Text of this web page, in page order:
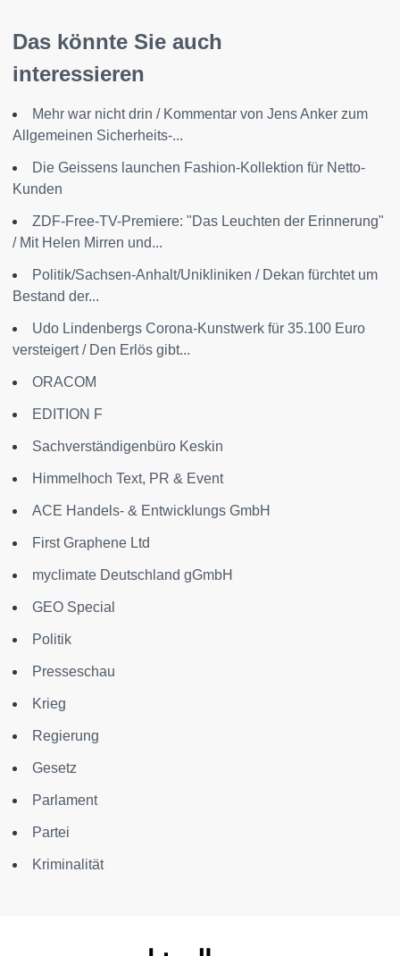
Das könnte Sie auch
interessieren
Mehr war nicht drin / Kommentar von Jens Anker zum
Allgemeinen Sicherheits-...
Die Geissens launchen Fashion-Kollektion für Netto-
Kunden
ZDF-Free-TV-Premiere: "Das Leuchten der Erinnerung"
/ Mit Helen Mirren und...
Politik/Sachsen-Anhalt/Unikliniken / Dekan fürchtet um
Bestand der...
Udo Lindenbergs Corona-Kunstwerk für 35.100 Euro
versteigert / Den Erlös gibt...
ORACOM
EDITION F
Sachverständigenbüro Keskin
Himmelhoch Text, PR & Event
ACE Handels- & Entwicklungs GmbH
First Graphene Ltd
myclimate Deutschland gGmbH
GEO Special
Politik
Presseschau
Krieg
Regierung
Gesetz
Parlament
Partei
Kriminalität